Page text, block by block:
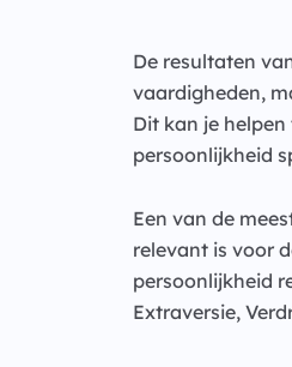
De resultaten
vaardigheden,
Dit kan je
persoonlijkheid
Een van de
relevant is voor
persoonlijkheid
Extraversie,